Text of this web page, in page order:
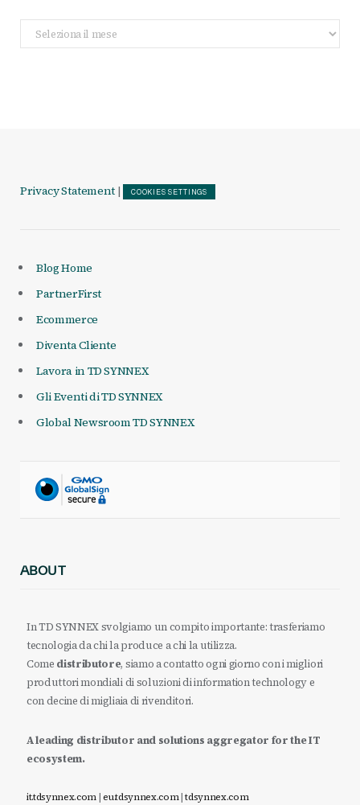
Archivio
Articoli
Privacy Statement | COOKIES SETTINGS
Blog Home
PartnerFirst
Ecommerce
Diventa Cliente
Lavora in TD SYNNEX
Gli Eventi di TD SYNNEX
Global Newsroom TD SYNNEX
ABOUT
In TD SYNNEX svolgiamo un compito importante: trasferiamo
tecnologia da chi la produce a chi la utilizza.
Come distributore, siamo a contatto ogni giorno con i migliori
produttori mondiali di soluzioni di information technology e
con decine di migliaia di rivenditori.
A leading distributor and solutions aggregator for the IT
ecosystem.
it.tdsynnex.com|eu.tdsynnex.com|tdsynnex.com